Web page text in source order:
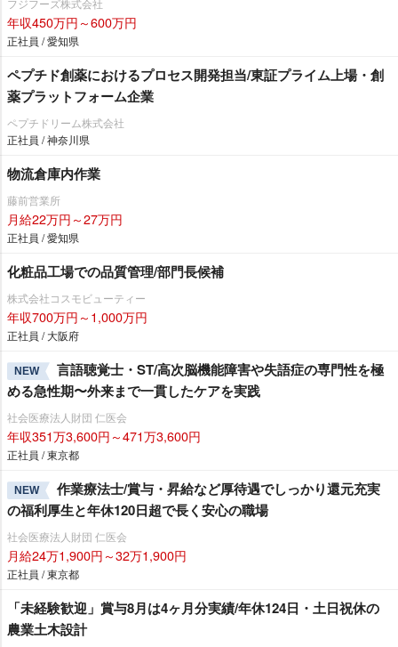
フジフーズ株式会社
年収450万円～600万円
正社員 / 愛知県
ペプチド創薬におけるプロセス開発担当/東証プライム上場・創
薬プラットフォーム企業
ペプチドリーム株式会社
正社員 / 神奈川県
物流倉庫内作業
藤前営業所
月給22万円～27万円
正社員 / 愛知県
化粧品工場での品質管理/部門長候補
株式会社コスモビューティー
年収700万円～1,000万円
正社員 / 大阪府
NEW
言語聴覚士・ST/高次脳機能障害や失語症の専門性を極
める急性期〜外来まで一貫したケアを実践
社会医療法人財団 仁医会
年収351万3,600円～471万3,600円
正社員 / 東京都
NEW
作業療法士/賞与・昇給など厚待遇でしっかり還元充実
の福利厚生と年休120日超で長く安心の職場
社会医療法人財団 仁医会
月給24万1,900円～32万1,900円
正社員 / 東京都
「未経験歓迎」賞与8月は4ヶ月分実績/年休124日・土日祝休の
農業土木設計